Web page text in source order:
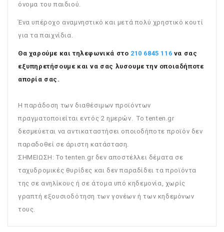
όνομα του παιδιού.
Ένα υπέροχο αναμνηστικό και μετά πολύ χρηστικό κουτί
για τα παιχνίδια.
Θα χαρούμε και τηλεφωνικά στο 210 6845 116 να σας
εξυπηρετήσουμε και να σας λυσουμε την οποιαδήποτε
απορία σας.
Η παράδοση των διαθέσιμων προϊόντων
πραγματοποιείται εντός 2 ημερών. Το tenten.gr
δεσμεύεται να αντικαταστήσει οποιοδήποτε προϊόν δεν
παραδοθεί σε άριστη κατάσταση.
ΣΗΜΕΙΩΣΗ: To tenten.gr δεν αποστέλλει δέματα σε
ταχυδρομικές θυρίδες και δεν παραδίδει τα προϊόντα
της σε ανηλίκους ή σε άτομα υπό κηδεμονία, χωρίς
γραπτή εξουσιοδότηση των γονέων ή των κηδεμόνων
τους.